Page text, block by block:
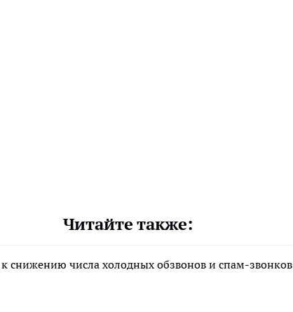
Читайте также:
снижению числа холодных обзвонов и спам-звонков